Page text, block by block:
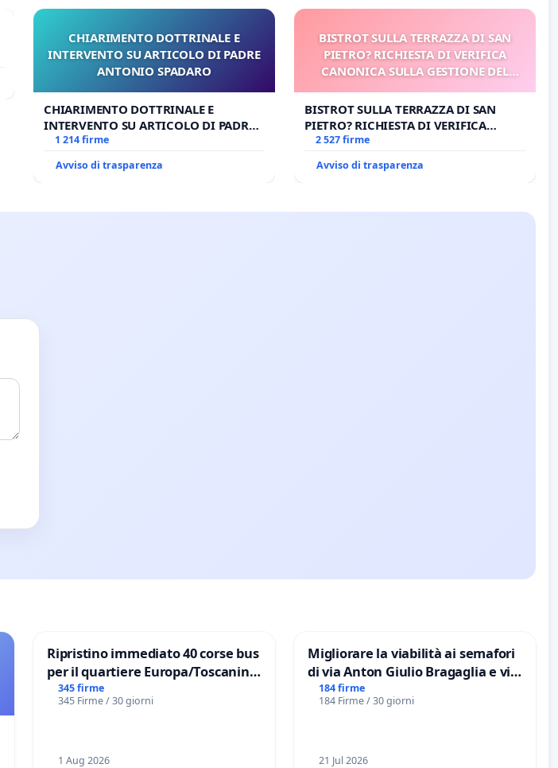
CHIARIMENTO DOTTRINALE E
INTERVENTO SU ARTICOLO DI PADRE
ANTONIO SPADARO
CHIARIMENTO DOTTRINALE E
INTERVENTO SU ARTICOLO DI PADRE
ANTONIO SPADARO
1 214 firme
Avviso di trasparenza
BISTROT SULLA TERRAZZA DI SAN
PIETRO? RICHIESTA DI VERIFICA
CANONICA SULLA GESTIONE DEL
BISTROT SULLA TERRAZZA DI SAN
PIETRO? RICHIESTA DI VERIFICA
CANONICA SULLA GESTIONE DEL
CARD. GAMBETTI
2 527 firme
Avviso di trasparenza
Ripristino immediato 40 corse bus
per il quartiere Europa/Toscanini
di Aprilia
345 firme
345 Firme / 30 giorni
1 Aug 2026
Migliorare la viabilità ai semafori
di via Anton Giulio Bragaglia e via
Tieri XV MUNICIPIO DI ROMA
184 firme
184 Firme / 30 giorni
21 Jul 2026